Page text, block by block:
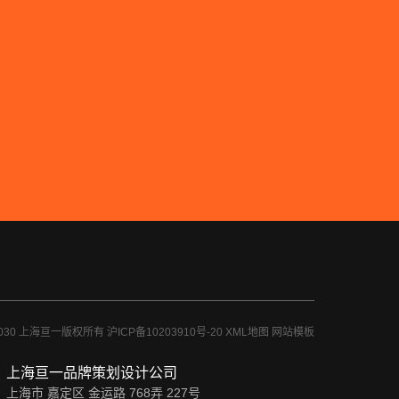
上海亘一版权所有 沪ICP备10203910号-20 XML地图 网站模板
上海亘一品牌策划设计公司
上海市 嘉定区 金运路 768弄 227号